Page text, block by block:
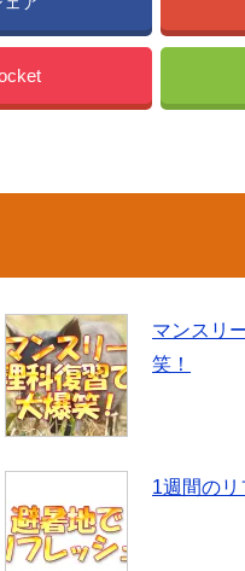
マンスリ
笑！
1週間のリ